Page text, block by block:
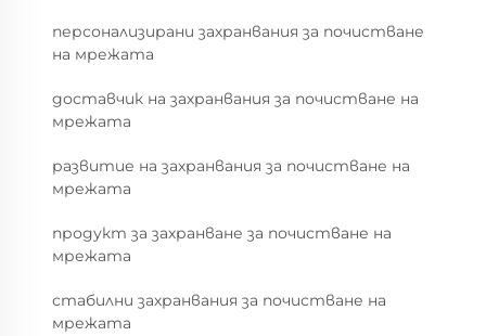
персонализирани захранвания за почистване
на мрежата
доставчик на захранвания за почистване на
мрежата
развитие на захранвания за почистване на
мрежата
продукт за захранване за почистване на
мрежата
стабилни захранвания за почистване на
мрежата